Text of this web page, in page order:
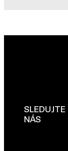
SLEDUJTE
NÁS